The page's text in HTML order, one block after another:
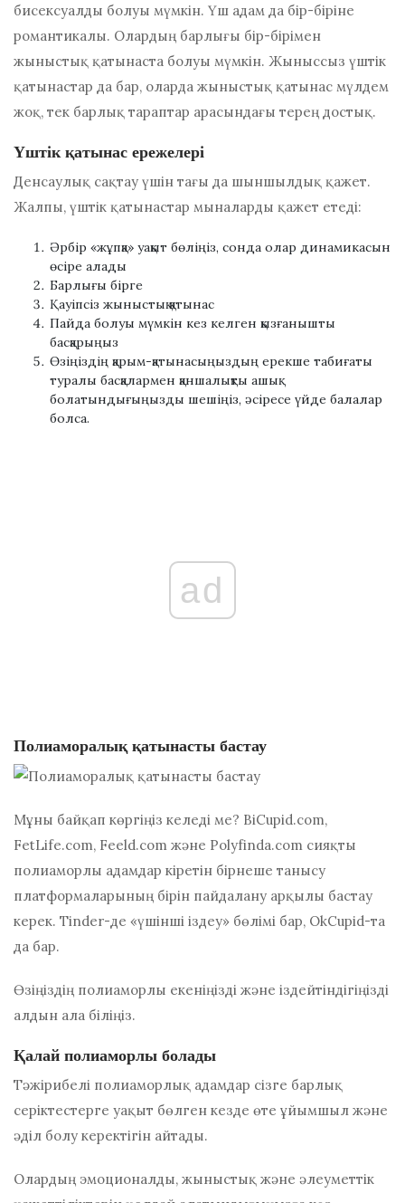
бисексуалды болуы мүмкін. Үш адам да бір-біріне
романтикалы. Олардың барлығы бір-бірімен
жыныстық қатынаста болуы мүмкін. Жыныссыз үштік
қатынастар да бар, оларда жыныстық қатынас мүлдем
жоқ, тек барлық тараптар арасындағы терең достық.
Үштік қатынас ережелері
Денсаулық сақтау үшін тағы да шыншылдық қажет.
Жалпы, үштік қатынастар мыналарды қажет етеді:
Әрбір «жұпқа» уақыт бөліңіз, сонда олар динамикасын
өсіре алады
Барлығы бірге
Қауіпсіз жыныстық қатынас
Пайда болуы мүмкін кез келген қызғанышты
басқарыңыз
Өзіңіздің қарым-қатынасыңыздың ерекше табиғаты
туралы басқалармен қаншалықты ашық
болатындығыңызды шешіңіз, әсіресе үйде балалар
болса.
ad
Полиаморалық қатынасты бастау
Мұны байқап көргіңіз келеді ме? BiCupid.com,
FetLife.com, Feeld.com және Polyfinda.com сияқты
полиаморлы адамдар кіретін бірнеше танысу
платформаларының бірін пайдалану арқылы бастау
керек. Tinder-де «үшінші іздеу» бөлімі бар, OkCupid-та
да бар.
Өзіңіздің полиаморлы екеніңізді және іздейтіндігіңізді
алдын ала біліңіз.
Қалай полиаморлы болады
Тәжірибелі полиаморлық адамдар сізге барлық
серіктестерге уақыт бөлген кезде өте ұйымшыл және
әділ болу керектігін айтады.
Олардың эмоционалды, жыныстық және әлеуметтік